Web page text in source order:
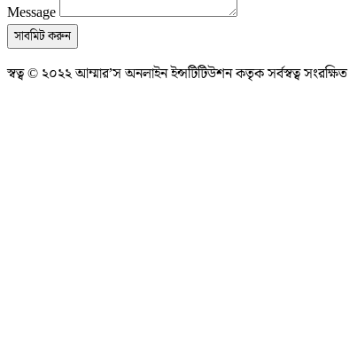
Message
সাবমিট করুন
স্বত্ব © ২০২২ আম্মার’স অনলাইন ইন্সটিটিউশন কতৃক সর্বস্বত্ব সংরক্ষিত